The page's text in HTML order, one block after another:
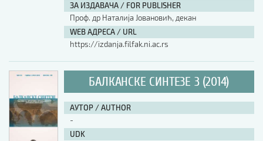
ЗА ИЗДАВАЧА / FOR PUBLISHER
Проф. др Наталија Јовановић, декан
WEB АДРЕСА / URL
https://izdanja.filfak.ni.ac.rs
БАЛКАНСКЕ СИНТЕЗЕ 3 (2014)
АУТОР / AUTHOR
-
UDK